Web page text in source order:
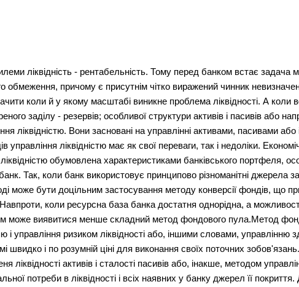
ліквідність - рентабельність. Тому перед банком встає задача
обмеження, причому є присутнім чітко виражений чинник
коли й у якому масштабі виникне проблема ліквідності. А коли
заділу - резервів; особливої структури активів і пасивів або
ліквідністю. Вони засновані на управлінні активами, пасивами
ліквідністю має як свої переваги, так і недоліки.
обумовлена характеристиками банківського портфеля,
Так, коли банк використовує принципово різноманітні джерела
може бути доцільним застосування методу конверсії фондів, що
коли ресурсна база банка достатня однорідна, а
може виявитися менше складний метод фондового пула.Метод
і управління ризиком ліквідності або, іншими словами, управлінню
швидко і по розумній ціні для виконання своїх поточних
ліквідності активів і сталості пасивів або, інакше, методом
потреби в ліквідності і всіх наявних у банку джерел її